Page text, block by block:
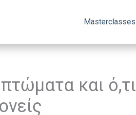
Masterclasses
και ό,τι